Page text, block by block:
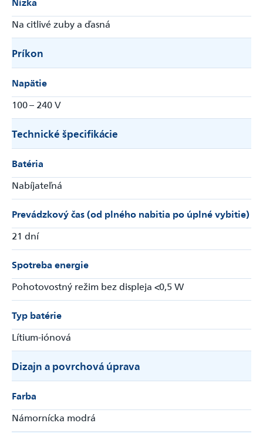
Na citlivé zuby a ďasná
Príkon
Napätie
100 – 240 V
Technické špecifikácie
Batéria
Nabíjateľná
Prevádzkový čas (od plného nabitia po úplné vybitie)
21 dní
Spotreba energie
Pohotovostný režim bez displeja <0,5 W
Typ batérie
Lítium-iónová
Dizajn a povrchová úprava
Farba
Námornícka modrá